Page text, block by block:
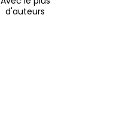
d'auteurs